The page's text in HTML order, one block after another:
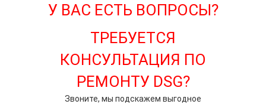
У ВАС ЕСТЬ ВОПРОСЫ?
ТРЕБУЕТСЯ
КОНСУЛЬТАЦИЯ ПО
РЕМОНТУ DSG?
Звоните, мы подскажем выгодное